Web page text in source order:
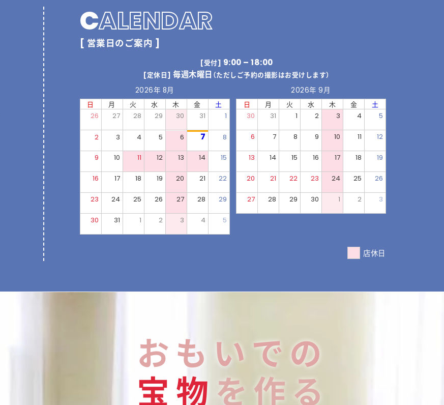
CALENDAR
[ 営業日のご案内 ]
[受付] 9:00 – 18:00
[定休日]毎週木曜日 （ただしご予約の撮影はお受けします）
2026年 8月
日 月 火 水 木 金
土
26
27 28 29 30 31 1
2 3 4 5 6 7 8
9 10 11 12 13 14 15
16 17 18 19 20 21 22
23 24 25 26 27 28 29
30 31 1 2 3 4 5
2026年 9月
日 月 火 水 木 金
土
30
31 1 2 3 4 5
6 7 8 9 10 11 12
13 14 15 16 17 18 19
20 21 22 23 24 25 26
27 28 29 30 1 2 3
店休日
おもいでの
宝物 を作る